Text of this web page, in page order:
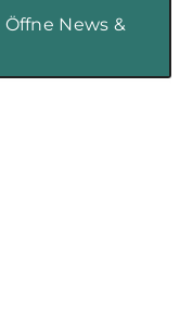
Öffne News &